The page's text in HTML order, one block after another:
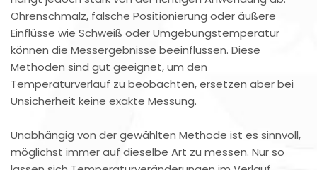
Ohrenschmalz, falsche Positionierung oder äußere
Einflüsse wie Schweiß oder Umgebungstemperatur
können die Messergebnisse beeinflussen. Diese
Methoden sind gut geeignet, um den
Temperaturverlauf zu beobachten, ersetzen aber bei
Unsicherheit keine exakte Messung.
Unabhängig von der gewählten Methode ist es sinnvoll,
möglichst immer auf dieselbe Art zu messen. Nur so